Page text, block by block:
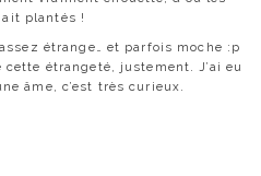
plantés !
étrange… et parfois moche :p
étrangeté, justement. J’ai eu
âme, c’est très curieux.